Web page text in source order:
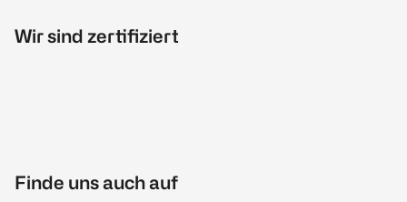
Wir sind zertifiziert
Finde uns auch auf